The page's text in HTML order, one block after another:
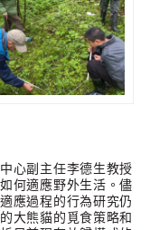
心副主任李德生教授
何適應野外生活。儘
應過程的行為研究仍
大熊貓的覓食策略和